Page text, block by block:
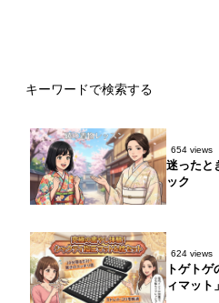
654 views
迷ったと
ック
624 views
トゲト
ィマット